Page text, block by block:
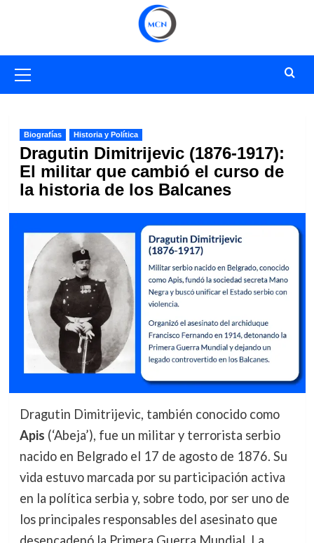
primario
Biografías Historia y Política
Dragutin Dimitrijevic (1876-1917):
El militar que cambió el curso de
la historia de los Balcanes
Dragutin Dimitrijevic, también conocido como
Apis (‘Abeja’), fue un militar y terrorista serbio
nacido en Belgrado el 17 de agosto de 1876. Su
vida estuvo marcada por su participación activa
en la política serbia y, sobre todo, por ser uno de
los principales responsables del asesinato que